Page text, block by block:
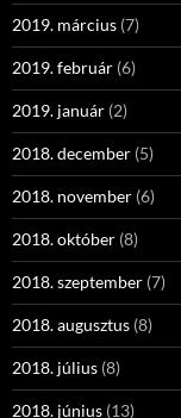
2019. március (7)
2019. február (6)
2019. január (2)
2018. december (5)
2018. november (6)
2018. október (8)
2018. szeptember (7)
2018. augusztus (8)
2018. július (8)
2018. június (13)